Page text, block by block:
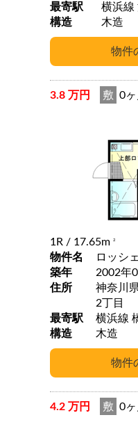
最寄駅
構造
木造
3.8 万円 敷 0ヶ
1R / 17.65m 2
物件名
ロッシ
築年
2002年
住所
神奈川
2丁目
最寄駅
構造
木造
4.2 万円 敷 0ヶ